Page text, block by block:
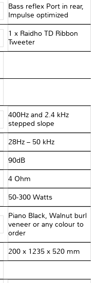
Bass reflex Port in rear,
Impulse optimized
1 x Raidho TD Ribbon
Tweeter
400Hz and 2.4 kHz
stepped slope
28Hz – 50 kHz
90dB
4 Ohm
50-300 Watts
Piano Black, Walnut burl
veneer or any colour to
order
200 x 1235 x 520 mm